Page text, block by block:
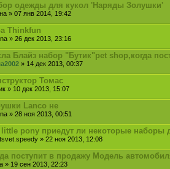
одежды для кукол 'Наряды Золушки'
» 07 янв 2014, 19:42
Thinkfun
» 26 дек 2013, 23:16
Блайз набор "Бутик"pet shop,когда
» 14 дек 2013, 00:37
Томас
» 10 дек 2013, 15:07
Lanco не
» 28 ноя 2013, 00:51
little pony приедут ли некоторые наборы
» 22 ноя 2013, 12:08
поступит в продажу Модель
» 19 сен 2013, 22:23